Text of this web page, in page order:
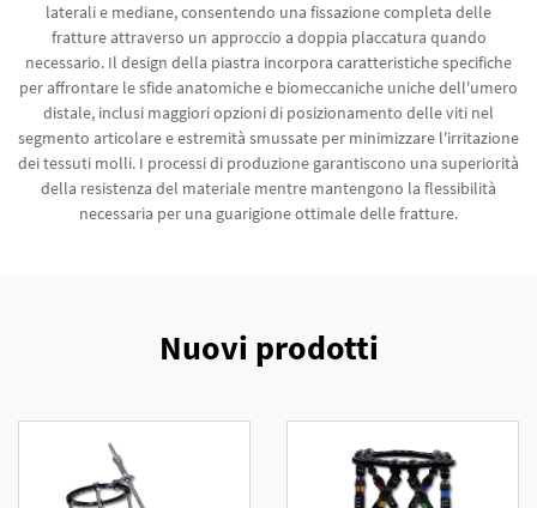
laterali e mediane, consentendo una fissazione completa delle
fratture attraverso un approccio a doppia placcatura quando
necessario. Il design della piastra incorpora caratteristiche specifiche
per affrontare le sfide anatomiche e biomeccaniche uniche dell'umero
distale, inclusi maggiori opzioni di posizionamento delle viti nel
segmento articolare e estremità smussate per minimizzare l'irritazione
dei tessuti molli. I processi di produzione garantiscono una superiorità
della resistenza del materiale mentre mantengono la flessibilità
necessaria per una guarigione ottimale delle fratture.
Nuovi prodotti